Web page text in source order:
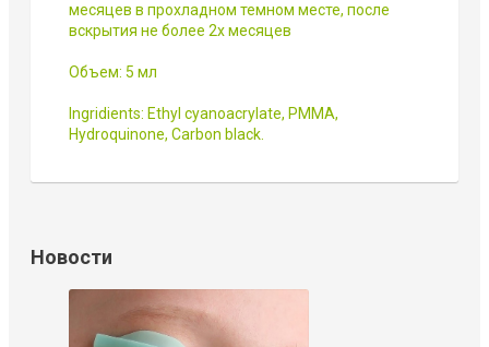
месяцев в прохладном темном месте, после
вскрытия не более 2х месяцев
Объем: 5 мл
Ingridients: Ethyl cyanoacrylate, PMMA,
Hydroquinone, Carbon black.
Новости